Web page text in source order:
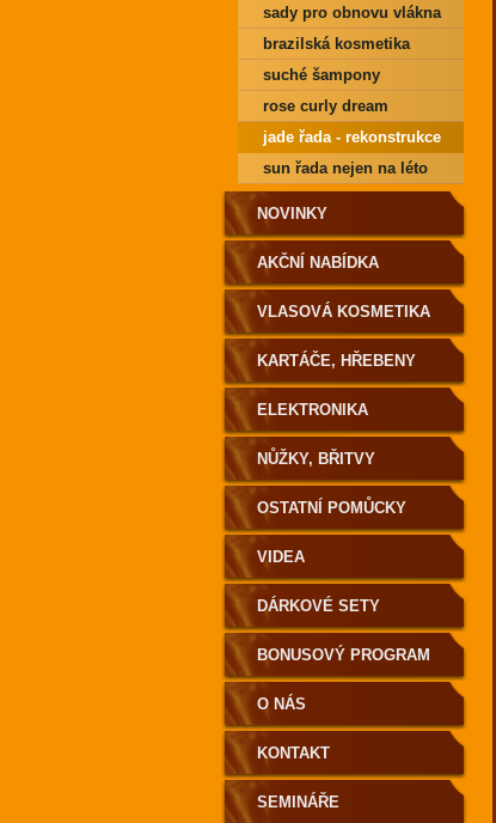
sady pro obnovu vlákna
brazilská kosmetika
novex
suché šampony
rose curly dream
jade řada - rekonstrukce
sun řada nejen na léto
NOVINKY
AKČNÍ NABÍDKA
VLASOVÁ KOSMETIKA
KARTÁČE, HŘEBENY
ELEKTRONIKA
NŮŽKY, BŘITVY
OSTATNÍ POMŮCKY
VIDEA
DÁRKOVÉ SETY
BONUSOVÝ PROGRAM
O NÁS
KONTAKT
SEMINÁŘE